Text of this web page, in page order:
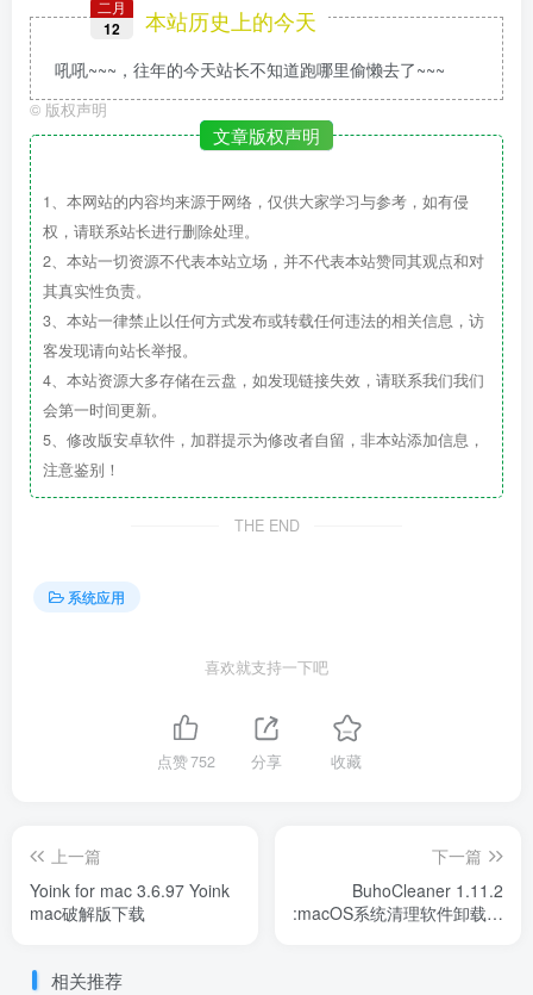
二月
12 本站历史上的今天
吼吼~~~，往年的今天站长不知道跑哪里偷懒去了~~~
© 版权声明
文章版权声明
1、本网站的内容均来源于网络，仅供大家学习与参考，如有侵
权，请联系站长进行删除处理。
2、本站一切资源不代表本站立场，并不代表本站赞同其观点和对
其真实性负责。
3、本站一律禁止以任何方式发布或转载任何违法的相关信息，访
客发现请向站长举报。
4、本站资源大多存储在云盘，如发现链接失效，请联系我们我们
会第一时间更新。
5、修改版安卓软件，加群提示为修改者自留，非本站添加信息，
注意鉴别！
THE END
系统应用
喜欢就支持一下吧
点赞752 分享 收藏
上一篇
Yoink for mac 3.6.97 Yoink
mac破解版下载
下一篇
BuhoCleaner 1.11.2
:macOS系统清理软件卸载工
相关推荐